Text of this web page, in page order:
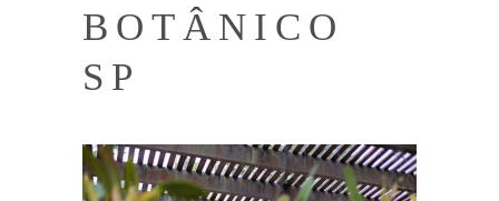
BOTÂNICO
SP